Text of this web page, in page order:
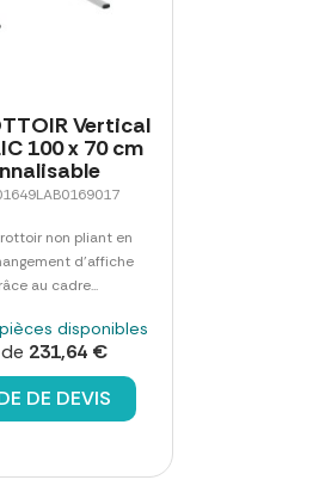
Vertical
100 x 70 cm
non pliant en
d'affiche
au cadre...
disponibles
231,64 €
DE DEVIS